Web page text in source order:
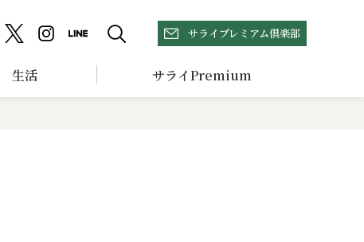
サライプレミアム倶楽部
生活 サライPremium